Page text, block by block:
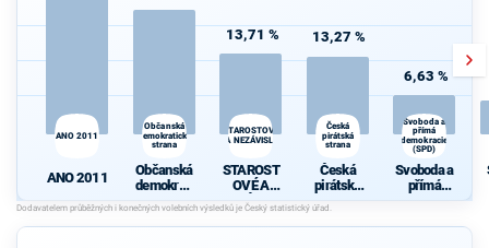
ANO 2011
ANO 2011
Občanská
demokratická
strana
Občanská
demokrati
cká strana
13,71 %
STAROSTOVÉ
A NEZÁVISLÍ
STAROST
OVÉ A
NEZÁVISL
Í
13,27 %
Česká
pirátská
strana
Česká
pirátská
strana
6,63 %
Svoboda a
přímá
demokracie
(SPD)
Svoboda a
přímá
demokraci